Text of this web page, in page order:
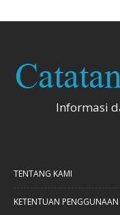
Informasi
TENTANG KAMI
KETENTUAN PENGGUNAAN